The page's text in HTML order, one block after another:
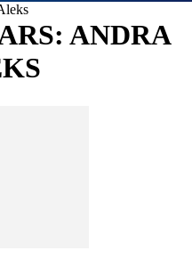
ANDRA